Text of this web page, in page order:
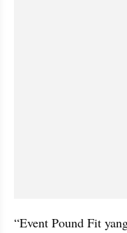
“Event Pound Fit